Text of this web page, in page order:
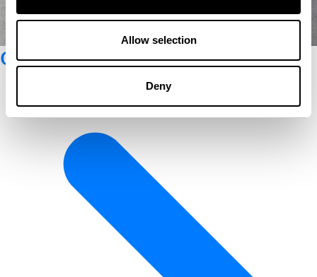
Allow selection
Deny
Glashütte Original Katalog